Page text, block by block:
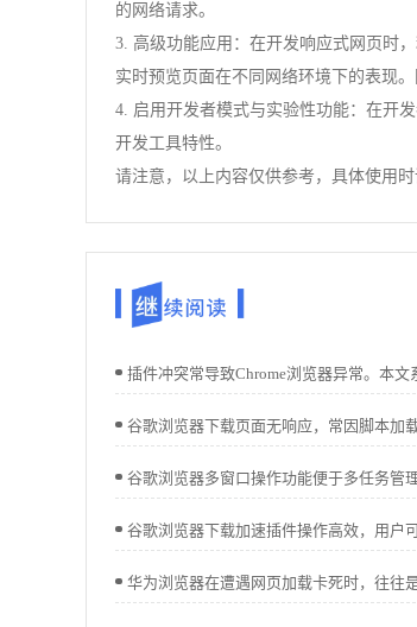
的网络请求。
3. 高级功能应用：在开发响应式网页时
实时预览页面在不同网络环境下的表现
4. 启用开发者模式与实验性功能：在开
开发工具特性。
请注意，以上内容仅供参考，具体使用时